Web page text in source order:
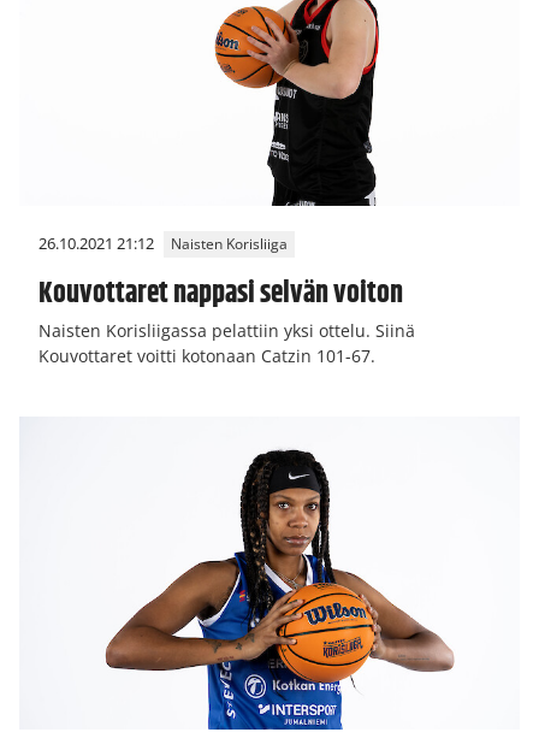
26.10.2021 21:12 Naisten Korisliiga
Kouvottaret nappasi selvän voiton
Naisten Korisliigassa pelattiin yksi ottelu. Siinä
Kouvottaret voitti kotonaan Catzin 101-67.